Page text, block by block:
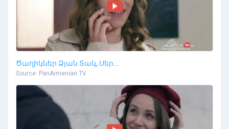
Ծաղիկներ Ձյան Տակ, Սեր...
Source: PanArmenian TV